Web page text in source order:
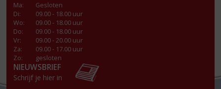
Ma:
Gesloten
Di:
09.00 - 18.00 uur
Wo:
09.00 - 18.00 uur
Do:
09.00 - 18.00 uur
Vr:
09.00 - 20.00 uur
Za:
09.00 - 17.00 uur
Zo:
gesloten
NIEUWSBRIEF
Schrijf je hier in